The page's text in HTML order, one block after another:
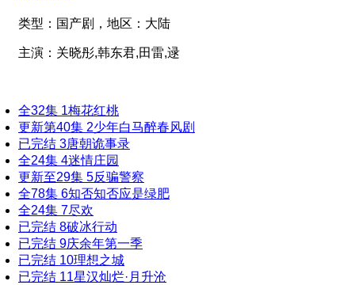
类型： 国产剧， 地区： 大陆
主演： 关晓彤,韩东君,田雷,逯
全32集 1梅花红桃
更新第40集 2少年白马醉春风剧
已完结 3唐朝诡事录
全24集 4迷情庄园
更新至29集 5反骗警察
全78集 6知否知否应是绿肥
全24集 7尽欢
已完结 8破冰行动
已完结 9庆余年第一季
已完结 10理想之城
已完结 11星汉灿烂·月升沧